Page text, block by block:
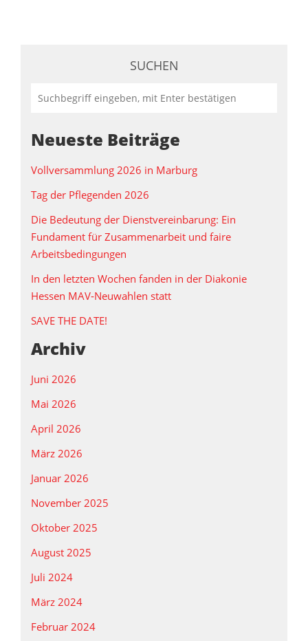
SUCHEN
Neueste Beiträge
Vollversammlung 2026 in Marburg
Tag der Pflegenden 2026
Die Bedeutung der Dienstvereinbarung: Ein
Fundament für Zusammenarbeit und faire
Arbeitsbedingungen
In den letzten Wochen fanden in der Diakonie
Hessen MAV‑Neuwahlen statt
SAVE THE DATE!
Archiv
Juni 2026
Mai 2026
April 2026
März 2026
Januar 2026
November 2025
Oktober 2025
August 2025
Juli 2024
März 2024
Februar 2024